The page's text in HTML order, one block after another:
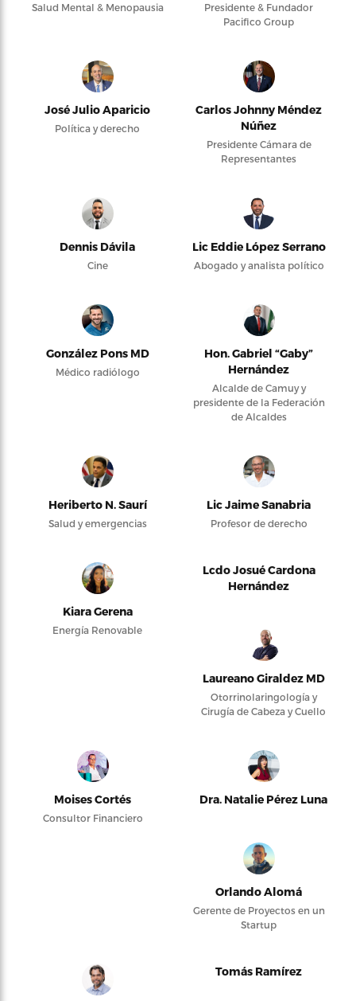
Salud Mental & Menopausia
Presidente & Fundador
Pacifico Group
José Julio Aparicio
Política y derecho
Carlos Johnny Méndez
Núñez
Presidente Cámara de
Representantes
Dennis Dávila
Cine
Lic Eddie López Serrano
Abogado y analista político
González Pons MD
Médico radiólogo
Hon. Gabriel “Gaby”
Hernández
Alcalde de Camuy y
presidente de la Federación
de Alcaldes
Heriberto N. Saurí
Salud y emergencias
Lic Jaime Sanabria
Profesor de derecho
Kiara Gerena
Energía Renovable
Lcdo Josué Cardona
Hernández
Laureano Giraldez MD
Otorrinolaringología y
Cirugía de Cabeza y Cuello
Moises Cortés
Consultor Financiero
Dra. Natalie Pérez Luna
Orlando Alomá
Gerente de Proyectos en un
Startup
Tomás Ramírez